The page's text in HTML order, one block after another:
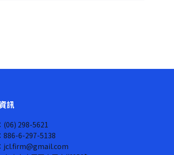
訊
(06) 298-5621
886-6-297-5138
jcl.firm@gmail.com